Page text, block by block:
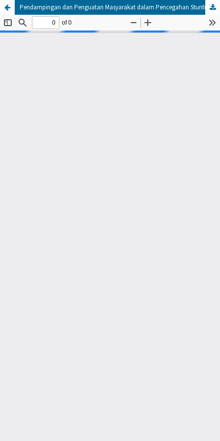
Pendampingan dan Penguatan Masyarakat dalam Pencegahan Stunting Melalui Pembelajaran Lapangan Terpadu